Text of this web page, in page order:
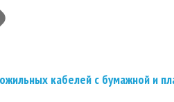
кабелей с бумажной и